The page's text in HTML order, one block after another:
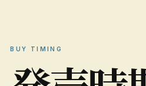
BUY TIMING